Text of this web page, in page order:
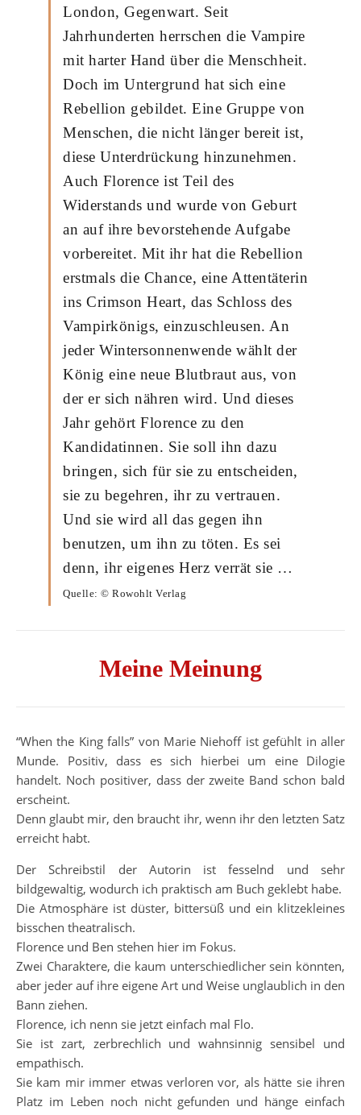
London, Gegenwart. Seit
Jahrhunderten herrschen die Vampire
mit harter Hand über die Menschheit.
Doch im Untergrund hat sich eine
Rebellion gebildet. Eine Gruppe von
Menschen, die nicht länger bereit ist,
diese Unterdrückung hinzunehmen.
Auch Florence ist Teil des
Widerstands und wurde von Geburt
an auf ihre bevorstehende Aufgabe
vorbereitet. Mit ihr hat die Rebellion
erstmals die Chance, eine Attentäterin
ins Crimson Heart, das Schloss des
Vampirkönigs, einzuschleusen. An
jeder Wintersonnenwende wählt der
König eine neue Blutbraut aus, von
der er sich nähren wird. Und dieses
Jahr gehört Florence zu den
Kandidatinnen. Sie soll ihn dazu
bringen, sich für sie zu entscheiden,
sie zu begehren, ihr zu vertrauen.
Und sie wird all das gegen ihn
benutzen, um ihn zu töten. Es sei
denn, ihr eigenes Herz verrät sie …
Quelle: © Rowohlt Verlag
Meine Meinung
“When the King falls” von Marie Niehoff ist gefühlt in aller
Munde. Positiv, dass es sich hierbei um eine Dilogie
handelt. Noch positiver, dass der zweite Band schon bald
erscheint.
Denn glaubt mir, den braucht ihr, wenn ihr den letzten Satz
erreicht habt.
Der Schreibstil der Autorin ist fesselnd und sehr
bildgewaltig, wodurch ich praktisch am Buch geklebt habe.
Die Atmosphäre ist düster, bittersüß und ein klitzekleines
bisschen theatralisch.
Florence und Ben stehen hier im Fokus.
Zwei Charaktere, die kaum unterschiedlicher sein könnten,
aber jeder auf ihre eigene Art und Weise unglaublich in den
Bann ziehen.
Florence, ich nenn sie jetzt einfach mal Flo.
Sie ist zart, zerbrechlich und wahnsinnig sensibel und
empathisch.
Sie kam mir immer etwas verloren vor, als hätte sie ihren
Platz im Leben noch nicht gefunden und hänge einfach